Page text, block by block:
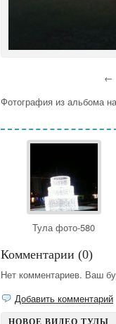
←
Фотография из альбома
Тула фото-580
Комментарии (0)
Нет комментариев. Ваш
Добавить комментарий
НОВОЕ ВИДЕО ТУЛЫ